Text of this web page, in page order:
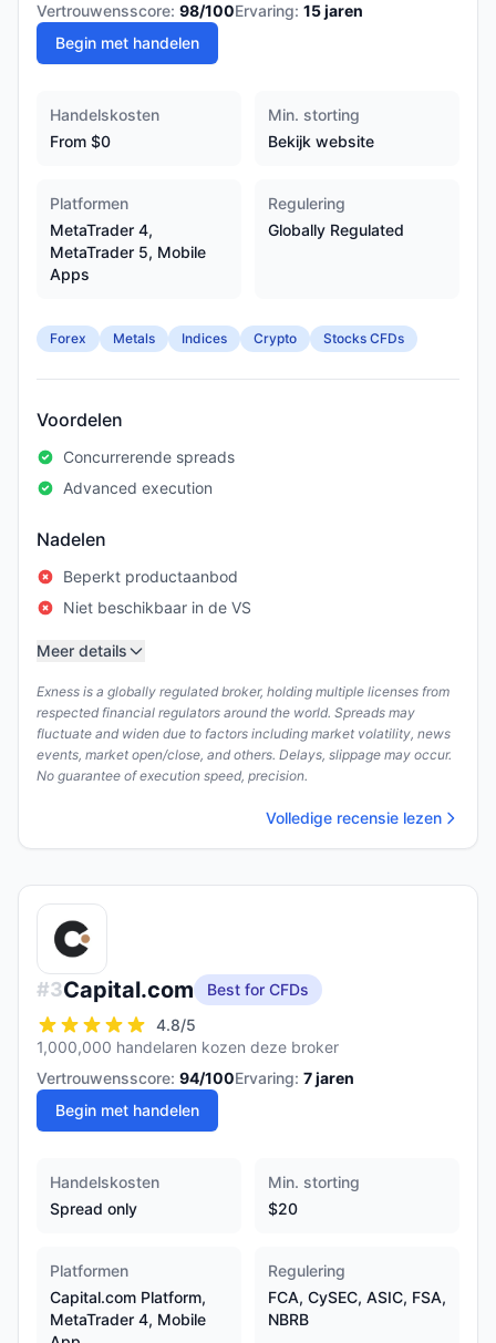
Vertrouwensscore: 98/100Ervaring: 15jaren
Begin met handelen
Handelskosten
From $0
Min. storting
Bekijk website
Platformen
MetaTrader 4,
MetaTrader 5, Mobile
Apps
Regulering
Globally Regulated
Forex Metals Indices Crypto Stocks CFDs
Voordelen
Concurrerende spreads
Advanced execution
Nadelen
Beperkt productaanbod
Niet beschikbaar in de VS
Meer details
Exness is a globally regulated broker, holding multiple licenses from
respected financial regulators around the world. Spreads may
fluctuate and widen due to factors including market volatility, news
events, market open/close, and others. Delays, slippage may occur.
No guarantee of execution speed, precision.
Volledige recensie lezen
#3Capital.com
Best for CFDs
4.8/5
1,000,000 handelaren kozen deze broker
Vertrouwensscore: 94/100Ervaring: 7jaren
Begin met handelen
Handelskosten
Spread only
Min. storting
$20
Platformen
Capital.com Platform,
MetaTrader 4, Mobile
Regulering
FCA, CySEC, ASIC, FSA,
NBRB